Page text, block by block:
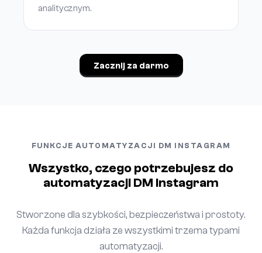
analitycznym.
Zacznij za darmo
FUNKCJE AUTOMATYZACJI DM INSTAGRAM
Wszystko, czego potrzebujesz do
automatyzacji DM Instagram
Stworzone dla szybkości, bezpieczeństwa i prostoty.
Każda funkcja działa ze wszystkimi trzema typami
automatyzacji.